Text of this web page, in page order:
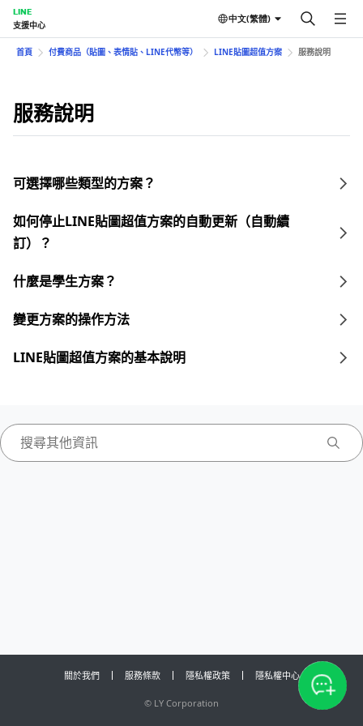
LINE
支援中心
中文(繁體)
首頁 付費商品（貼圖、表情貼、LINE代幣等） LINE貼圖超值方案 服務說明
服務說明
可選擇哪些類型的方案？
如何停止LINE貼圖超值方案的自動更新（自動續
訂）？
什麼是學生方案？
變更方案的操作方法
LINE貼圖超值方案的基本說明
關於我們 服務條款 隱私權政策 隱私權中心
© LY Corporation